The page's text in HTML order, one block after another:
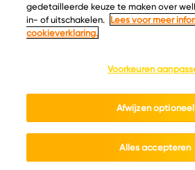
Recepten
Kaasplankjes
Blog
Algemene
gedetailleerde keuze te maken over
in- of uitschakelen.
Lees voor meer
cookieverklaring.
Voorkeuren
Afwijzen optioneel
Alles accepteren